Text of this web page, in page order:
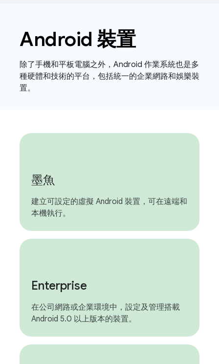
Android 裝置
除了手機和平板電腦之外，Android 作業系統也是多
種硬體和技術的平台，包括統一的企業網路和娛樂裝
置。
墨魚
建立可設定的虛擬 Android 裝置，可在遠端和
本機執行。
Enterprise
在公司網路或企業環境中，設定及管理搭載
Android 5.0 以上版本的裝置。